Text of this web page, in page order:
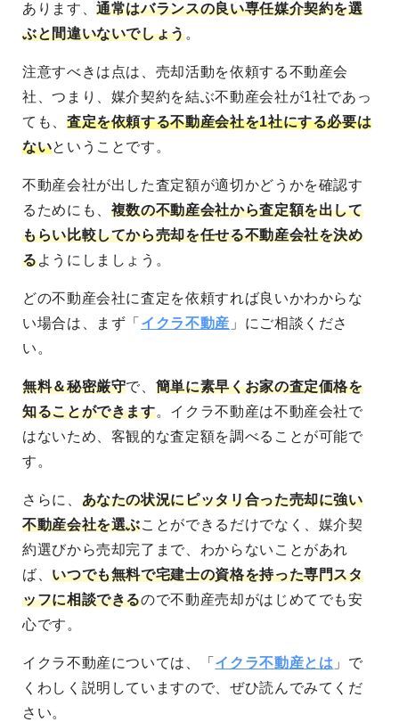
あります、通常はバランスの良い専任媒介契約を選
ぶと間違いないでしょう。
注意すべきは点は、売却活動を依頼する不動産会
社、つまり、媒介契約を結ぶ不動産会社が1社であっ
ても、 査定を依頼する不動産会社を1社にする必要は
ないということです。
不動産会社が出した査定額が適切かどうかを確認す
るためにも、 複数の不動産会社から査定額を出して
もらい比較してから売却を任せる不動産会社を決め
るようにしましょう。
どの不動産会社に査定を依頼すれば良いかわからな
い場合は、まず「 イクラ不動産 」にご相談くださ
い。
無料＆秘密厳守で、 簡単に素早くお家の査定価格を
知ることができます。イクラ不動産は不動産会社で
はないため、客観的な査定額を調べることが可能で
す。
さらに、 あなたの状況にピッタリ合った売却に強い
不動産会社を選ぶことができるだけでなく、媒介契
約選びから売却完了まで、わからないことがあれ
ば、いつでも無料で宅建士の資格を持った専門スタ
ッフに相談できるので不動産売却がはじめてでも安
心です。
イクラ不動産については、「 イクラ不動産とは 」で
くわしく説明していますので、ぜひ読んでみてくだ
さい。